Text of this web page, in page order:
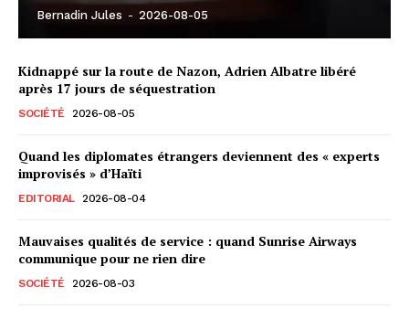
Bernadin Jules - 2026-08-05
Kidnappé sur la route de Nazon, Adrien Albatre libéré
après 17 jours de séquestration
SOCIÉTÉ 2026-08-05
Quand les diplomates étrangers deviennent des « experts
improvisés » d’Haïti
EDITORIAL 2026-08-04
Mauvaises qualités de service : quand Sunrise Airways
communique pour ne rien dire
SOCIÉTÉ 2026-08-03